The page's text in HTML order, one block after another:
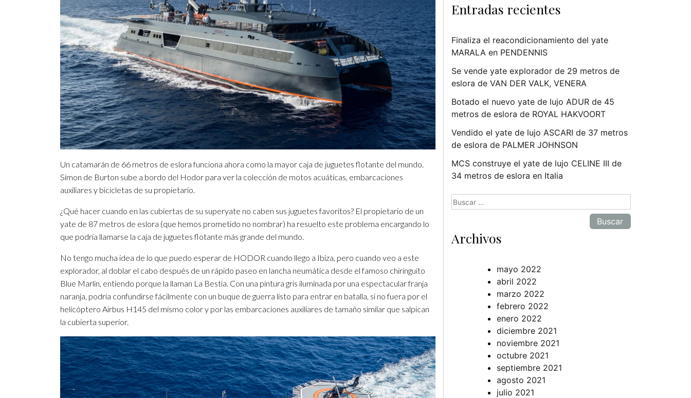
Un catamarán de 66 metros de eslora funciona ahora como la mayor caja de juguetes flotante del mundo.
Simon de Burton sube a bordo del Hodor para ver la colección de motos acuáticas, embarcaciones
auxiliares y bicicletas de su propietario.
¿Qué hacer cuando en las cubiertas de su superyate no caben sus juguetes favoritos? El propietario de un
yate de 87 metros de eslora (que hemos prometido no nombrar) ha resuelto este problema encargando lo
que podría llamarse la caja de juguetes flotante más grande del mundo.
No tengo mucha idea de lo que puedo esperar de HODOR cuando llego a Ibiza, pero cuando veo a este
explorador, al doblar el cabo después de un rápido paseo en lancha neumática desde el famoso chiringuito
Blue Marlin, entiendo porque la llaman La Bestia. Con una pintura gris iluminada por una espectacular franja
naranja, podría confundirse fácilmente con un buque de guerra listo para entrar en batalla, si no fuera por el
helicóptero Airbus H145 del mismo color y por las embarcaciones auxiliares de tamaño similar que salpican
la cubierta superior.
Entradas recientes
Finaliza el reacondicionamiento del yate
MARALA en PENDENNIS
Se vende yate explorador de 29 metros de
eslora de VAN DER VALK, VENERA
Botado el nuevo yate de lujo ADUR de 45
metros de eslora de ROYAL HAKVOORT
Vendido el yate de lujo ASCARI de 37 metros
de eslora de PALMER JOHNSON
MCS construye el yate de lujo CELINE III de
34 metros de eslora en Italia
Buscar:
Archivos
mayo 2022
abril 2022
marzo 2022
febrero 2022
enero 2022
diciembre 2021
noviembre 2021
octubre 2021
septiembre 2021
agosto 2021
julio 2021